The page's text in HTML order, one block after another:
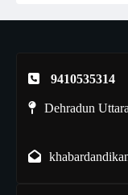
9410535314
Dehradun